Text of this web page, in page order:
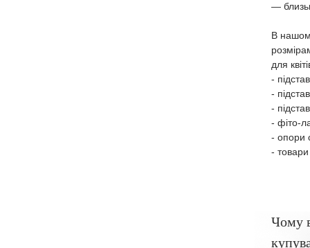
―
В
для
-
-
-
- фіто-
- опори
- товари
Чому